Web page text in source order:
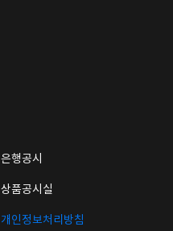
은행공시
상품공시실
개인정보처리방침